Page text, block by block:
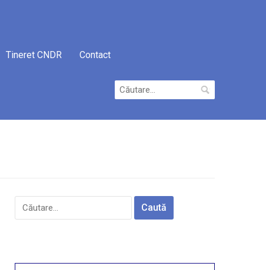
Tineret CNDR Contact
Caută
după:
Caută
după: